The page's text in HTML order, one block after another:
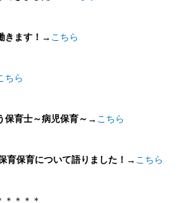
きます！→ こちら
ちら
保育士～病児保育～→ こちら
育保育について語りました！→ こちら
＊＊＊＊